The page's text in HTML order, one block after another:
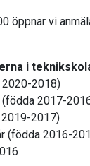
öppnar vi
i
2020-2018)
(födda 2017-
2017)
(födda 2016-